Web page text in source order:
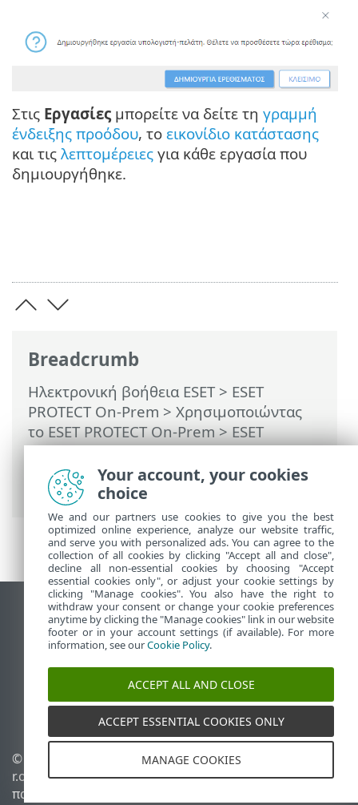
Breadcrumb
Ηλεκτρονική βοήθεια ESET> ESET
PROTECT On-Prem > Χρησιμοποιώντας
το ESET PROTECT On-Prem>ESET
PROTECT On-Prem Κύριο μενού>
Εργασίες
>Εργασίες υπολογιστή-πελάτη
> Επαναφορά κλωνοποιημένου φορέα
Στις Εργασίες μπορείτε να δείτε τη γραμμή
ένδειξης προόδου, το εικονίδιο κατάστασης
και τις λεπτομέρειες για κάθε εργασία που
δημιουργήθηκε.
Προβολή ιστότοπου επιφάνειας εργασίας
End of Life
Γνωσιακή βάση ESET
Ομάδα συζήτησης ESET
ESET Status Portal
Τοπική υποστήριξη
© 1992 - 2026 ESET, spol. s
r.o. - Με την επιφύλαξη
παντός δικαιώματος.
Διαχείριση cookies
Πολιτική cookie
Your account, your cookies
choice
We and our partners use cookies to give you the best
optimized online experience, analyze our website traffic,
and serve you with personalized ads. You can agree to the
collection of all cookies by clicking "Accept all and close",
decline all non-essential cookies by choosing "Accept
essential cookies only", or adjust your cookie settings by
clicking "Manage cookies". You also have the right to
withdraw your consent or change your cookie preferences
anytime by clicking the "Manage cookies" link in our website
footer or in your account settings (if available). For more
information, see ourCookie Policy.
ACCEPT ALL AND CLOSE
ACCEPT ESSENTIAL COOKIES ONLY
MANAGE COOKIES